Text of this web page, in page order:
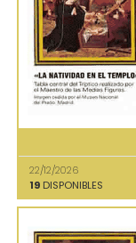
22/12/2026
19 DISPONIBLES